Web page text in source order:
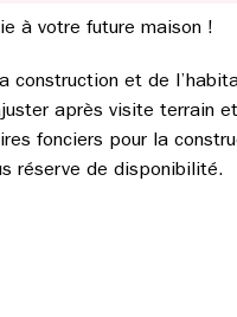
à votre future maison !
construction et de
après visite terrain
fonciers pour la
réserve de disponibilité.